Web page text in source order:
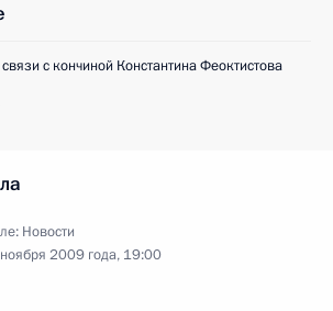
с кончиной Константина Феоктистова
Новости
2009 года, 19:00